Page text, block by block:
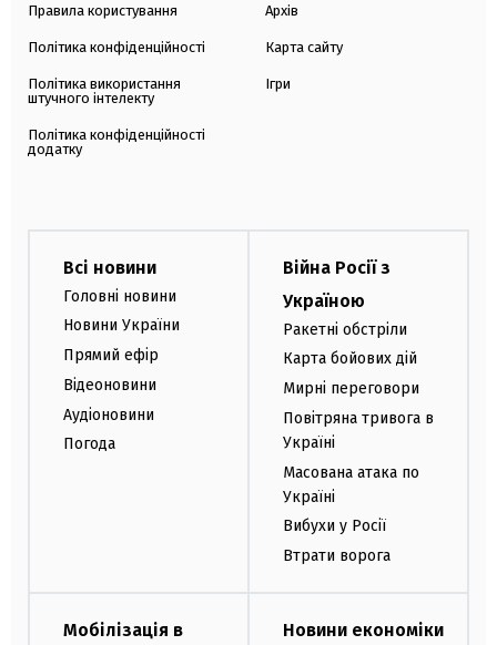
Правила користування
Політика конфіденційності
Політика використання
штучного інтелекту
Політика конфіденційності
додатку
Архів
Карта сайту
Ігри
Всі новини
Головні новини
Новини України
Прямий ефір
Відеоновини
Аудіоновини
Погода
Війна Росії з
Україною
Ракетні обстріли
Карта бойових дій
Мирні переговори
Повітряна тривога в
Україні
Масована атака по
Україні
Вибухи у Росії
Втрати ворога
Мобілізація в
Новини економіки